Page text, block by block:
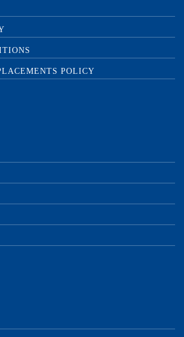
POLICY